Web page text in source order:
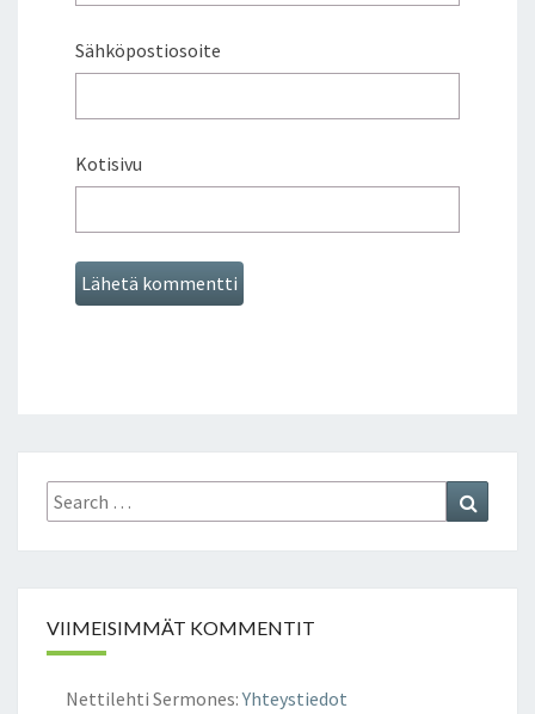
Sähköpostiosoite
Kotisivu
Search
for:
VIIMEISIMMÄT KOMMENTIT
Nettilehti Sermones:Yhteystiedot